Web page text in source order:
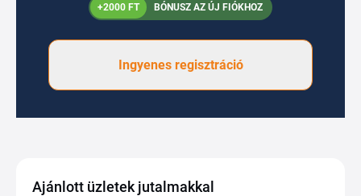
+2000 FT BÓNUSZ AZ ÚJ FIÓKHOZ
Ingyenes regisztráció
Ajánlott üzletek jutalmakkal